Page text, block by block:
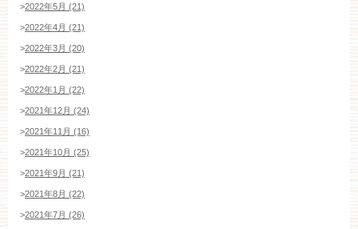
>2022年5月 (21)
>2022年4月 (21)
>2022年3月 (20)
>2022年2月 (21)
>2022年1月 (22)
>2021年12月 (24)
>2021年11月 (16)
>2021年10月 (25)
>2021年9月 (21)
>2021年8月 (22)
>2021年7月 (26)
平日 12：00〜20：00